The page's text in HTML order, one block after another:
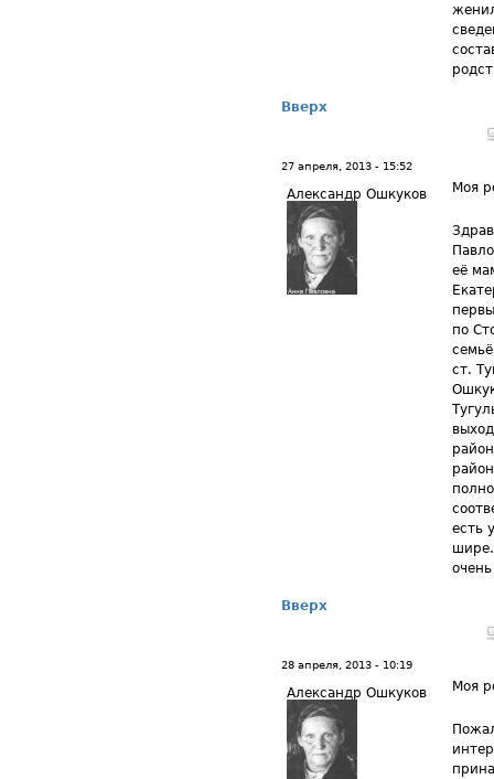
Вверх
27 апреля, 2013 - 15:52
Александр Ошкуков Моя
её
по
ст.
есть
Вверх
28 апреля, 2013 - 10:19
Александр Ошкуков Моя